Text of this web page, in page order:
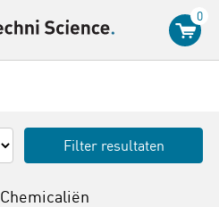
0
Filter resultaten
Chemicaliën